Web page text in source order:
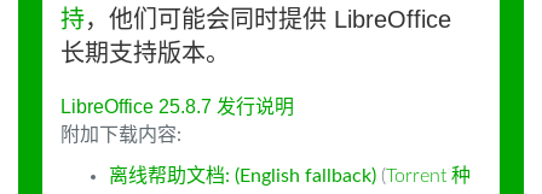
持，他们可能会同时提供 LibreOffice
长期支持版本。
LibreOffice 25.8.7 发行说明
附加下载内容:
离线帮助文档: (English fallback) (Torrent 种